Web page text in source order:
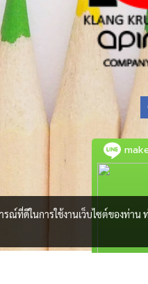
ที่ดีในการใช้งานเว็บไซต์ของท่าน